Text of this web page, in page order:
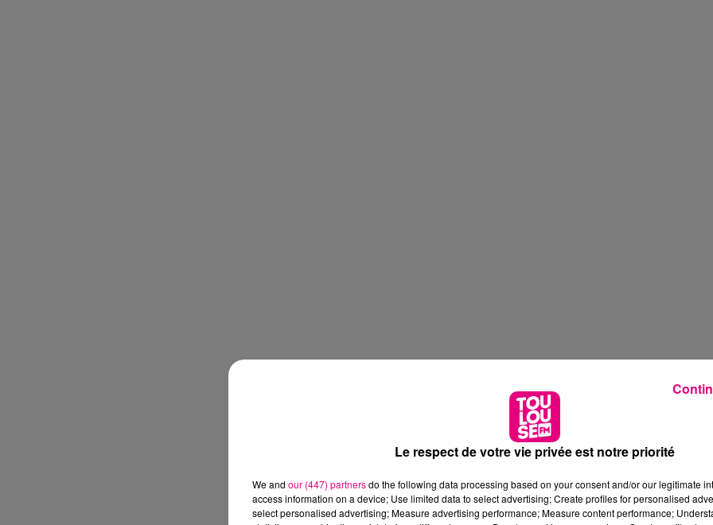
Le respect de votre vie privée est notre priorité
We and our (447) partnersdo the following data processing based on your consent and/or our legitimate
access information on a device; Use limited data to select advertising; Create profiles for personalised
select personalised advertising; Measure advertising performance; Measure content performance;